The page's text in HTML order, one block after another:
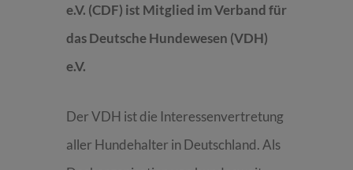
e.V. (CDF) ist Mitglied im Verband für
das Deutsche Hundewesen (VDH)
e.V.
Der VDH ist die Interessenvertretung
aller Hundehalter in Deutschland. Als